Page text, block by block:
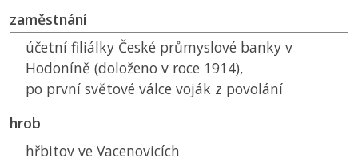
zaměstnání
účetní filiálky České průmyslové banky v
Hodoníně (doloženo v roce 1914),
po první světové válce voják z povolání
hrob
hřbitov ve Vacenovicích